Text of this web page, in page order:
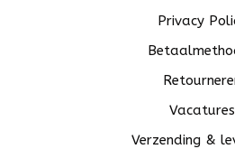
Privacy
Vacatures
Verzending &